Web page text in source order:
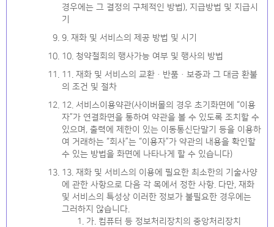
경우에는 그 결정의 구체적인 방법), 지급방법 및 지급시
기
9. 재화 및 서비스의 제공 방법 및 시기
10. 청약철회의 행사가능 여부 및 행사의 방법
11. 재화 및 서비스의 교환ㆍ반품ㆍ보증과 그 대금 환불
의 조건 및 절차
12. 서비스이용약관(사이버몰의 경우 초기화면에 “이용
자”가 연결화면을 통하여 약관을 볼 수 있도록 조치할 수
있으며, 출력에 제한이 있는 이동통신단말기 등을 이용하
여 거래하는 “회사”는 “이용자”가 약관의 내용을 확인할
수 있는 방법을 화면에 나타나게 할 수 있습니다)
13. 재화 및 서비스의 이용에 필요한 최소한의 기술사양
에 관한 사항으로 다음 각 목에서 정한 사항. 다만, 재화
및 서비스의 특성상 이러한 정보가 불필요한 경우에는
그러하지 않습니다.
가. 컴퓨터 등 정보처리장치의 중앙처리장치